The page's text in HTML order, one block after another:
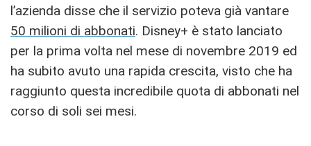
l’azienda disse che il servizio poteva già vantare
50 milioni di abbonati. Disney+ è stato lanciato
per la prima volta nel mese di novembre 2019 ed
ha subito avuto una rapida crescita, visto che ha
raggiunto questa incredibile quota di abbonati nel
corso di soli sei mesi.